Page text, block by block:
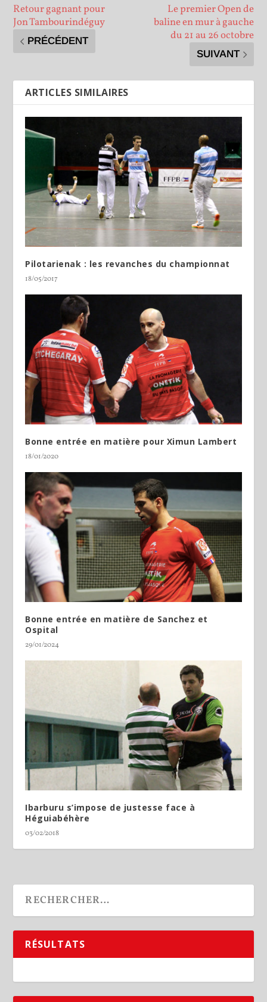
Retour gagnant pour
Jon Tambourindéguy
PRÉCÉDENT
Le premier Open de
baline en mur à gauche
du 21 au 26 octobre
SUIVANT
ARTICLES SIMILAIRES
Pilotarienak : les revanches du championnat
18/05/2017
Bonne entrée en matière pour Ximun Lambert
18/01/2020
Bonne entrée en matière de Sanchez et
Ospital
29/01/2024
Ibarburu s’impose de justesse face à
Héguiabéhère
03/02/2018
RÉSULTATS